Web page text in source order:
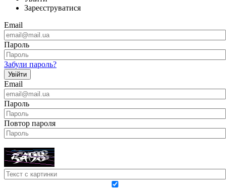
Зареєструватися
Email
Пароль
Забули пароль?
Увійти
Email
Пароль
Повтор пароля